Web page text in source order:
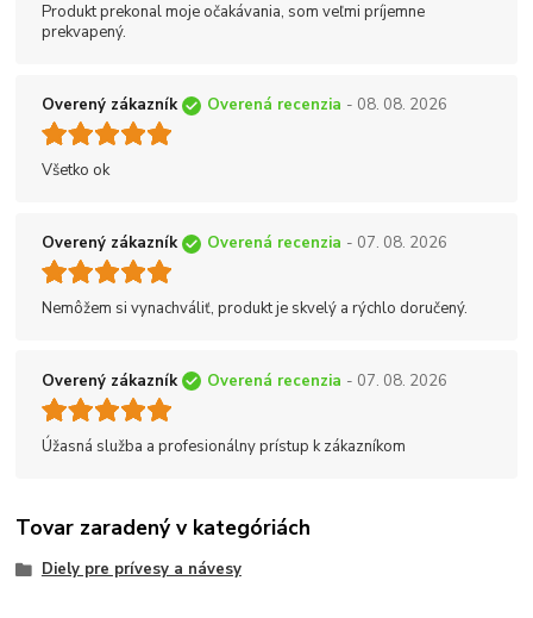
Produkt prekonal moje očakávania, som veľmi príjemne
prekvapený.
Overený zákazník Overená recenzia - 08. 08. 2026
Všetko ok
Overený zákazník Overená recenzia - 07. 08. 2026
Nemôžem si vynachváliť, produkt je skvelý a rýchlo doručený.
Overený zákazník Overená recenzia - 07. 08. 2026
Úžasná služba a profesionálny prístup k zákazníkom
Tovar zaradený v kategóriách
Diely pre prívesy a návesy